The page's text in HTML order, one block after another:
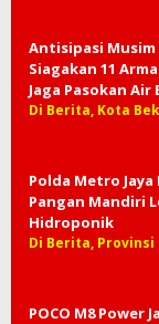
Antisipasi Musim
Siagakan 11
Jaga Pasokan Air
Di Berita, Kota
Polda Metro
Pangan Mandiri
Hidroponik
Di Berita, Provinsi
POCO M8 Power